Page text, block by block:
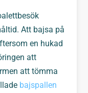
Att bajsa på
en hukad
att
att tömma
bajspallen